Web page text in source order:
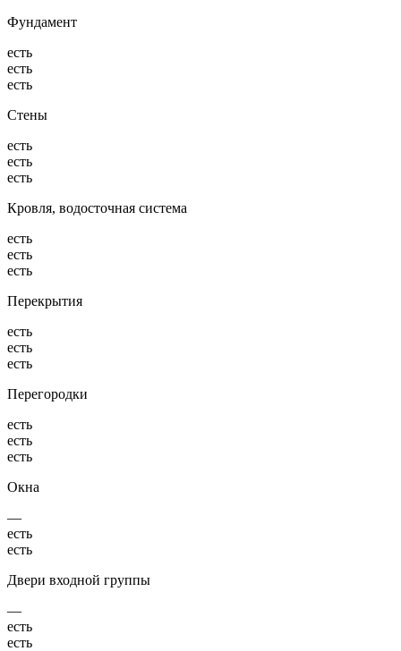
Фундамент
есть
есть
есть
Стены
есть
есть
есть
Кровля, водосточная система
есть
есть
есть
Перекрытия
есть
есть
есть
Перегородки
есть
есть
есть
Окна
—
есть
есть
Двери входной группы
—
есть
есть